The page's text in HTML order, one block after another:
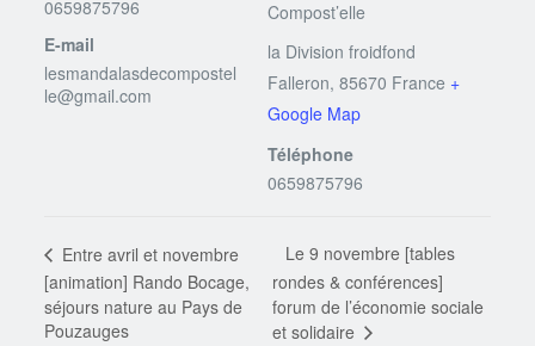
0659875796
E-mail
lesmandalasdecompostel
le@gmail.com
Compost’elle
la Division froidfond
Falleron, 85670 France +
Google Map
Téléphone
0659875796
Entre avril et novembre
[animation] Rando Bocage,
séjours nature au Pays de
Pouzauges
Le 9 novembre [tables
rondes & conférences]
forum de l’économie sociale
et solidaire